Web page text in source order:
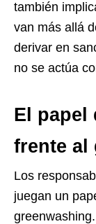
también
van más allá
derivar en
no se actúa
El papel
frente al
Los
juegan un